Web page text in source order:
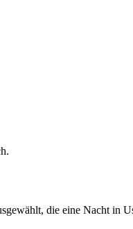
die eine Nacht in